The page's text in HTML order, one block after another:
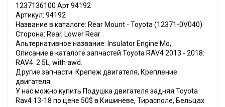
1237136100 Арт 94192
Артикул: 94192
Название в каталоге: Rear Mount - Toyota (12371-0V040)
Сторона: Rear, Lower Rear
Альтернативное название: Insulator Engine Mo,
Описание в каталоге запчастей Toyota RAV4 2013 - 2018:
RAV4. 2.5L, with awd.
Другие запчасти: Крепеж двигателя, Крепление
двигателя
У нас можно купить Подушка двигателя задняя Toyota
Rav4 13-18 по цене 50$ в Кишинёве, Тирасполе, Бельцах